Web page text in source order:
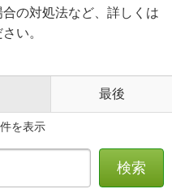
の対処法など、詳しくは
い。
最後
を表示
検索